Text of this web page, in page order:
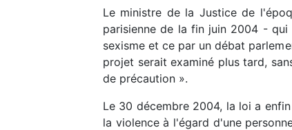
Le ministre de la Justice de
parisienne de la fin juin 2004 -
sexisme et ce par un débat
projet serait examiné plus tard,
de précaution ».
Le 30 décembre 2004, la loi a
la violence à l'égard d'une